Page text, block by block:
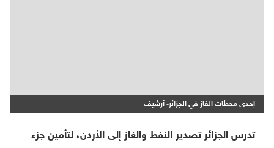
إحدى محطات الغاز في الجزائر- أرشيف
تدرس الجزائر تصدير النفط والغاز إلى الأردن، لتأمين جزء